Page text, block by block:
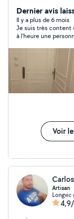
(Haussmannien
Vitrification -Je peu également faire d'autre choses, si
vous le
que je peu faire
Dernier avis
Il y a plus de 6 mois
Je suis très content
à l'heure une
Voir
Artisan
Longvic